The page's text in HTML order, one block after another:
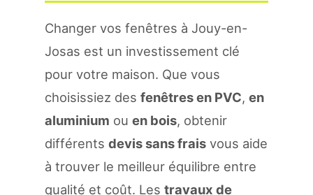
Changer vos fenêtres à Jouy-en-
Josas est un investissement clé
pour votre maison. Que vous
choisissiez des fenêtres en PVC, en
aluminium ou en bois, obtenir
différents devis sans frais vous aide
à trouver le meilleur équilibre entre
qualité et coût. Les travaux de